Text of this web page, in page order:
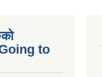
to